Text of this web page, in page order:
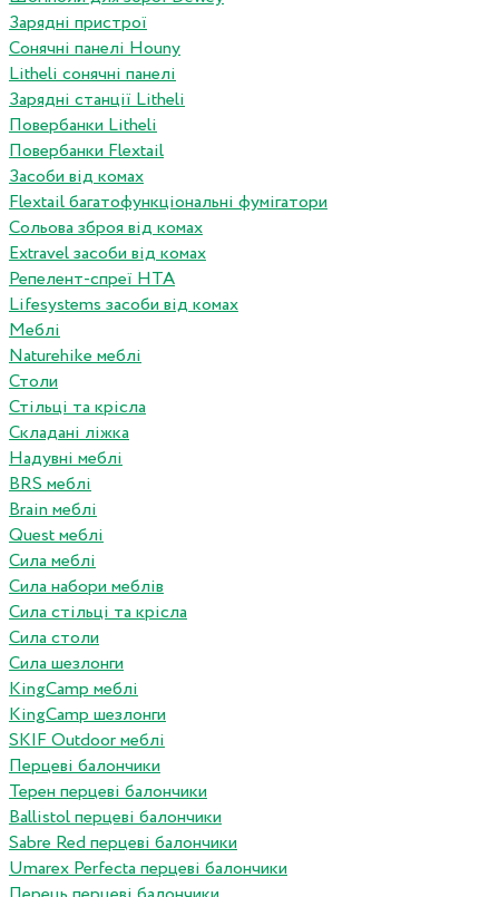
Зарядні пристрої
Сонячні панелі Houny
Litheli сонячні панелі
Зарядні станції Litheli
Повербанки Litheli
Повербанки Flextail
Засоби від комах
Flextail багатофункціональні фумігатори
Сольова зброя від комах
Extravel засоби від комах
Репелент-спреї HTA
Lifesystems засоби від комах
Меблі
Naturehike меблі
Столи
Стільці та крісла
Складані ліжка
Надувні меблі
BRS меблі
Brain меблі
Quest меблі
Сила меблі
Сила набори меблів
Сила стільці та крісла
Сила столи
Сила шезлонги
KingCamp меблі
KingCamp шезлонги
SKIF Outdoor меблі
Перцеві балончики
Терен перцеві балончики
Ballistol перцеві балончики
Sabre Red перцеві балончики
Umarex Perfecta перцеві балончики